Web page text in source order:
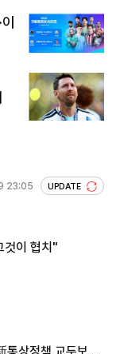
23:05 UPDATE
것이 협치"